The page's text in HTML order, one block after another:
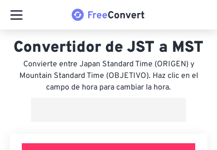
Convertidor de JST a MST
Convierte entre Japan Standard Time (ORIGEN) y
Mountain Standard Time (OBJETIVO). Haz clic en el
campo de hora para cambiar la hora.